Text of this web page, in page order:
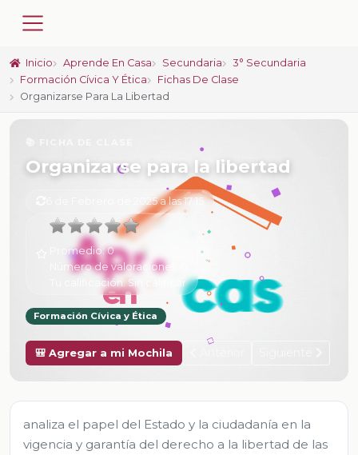
Inicio Aprende En Casa Secundaria
3° Secundaria
Formación Cívica Y Ética
Fichas De Clase
Organizarse Para La Libertad
Organizarse para la libertad
6 de Febrero de 2025 a las 17:15
Promedio:0
Número de valoraciones:
Tu calificación:Sin calificar
Formación Cívica y Ética
🎒 Agregar a mi Mochila
analiza el papel del Estado y la ciudadanía en la
vigencia y garantía del derecho a la libertad de las